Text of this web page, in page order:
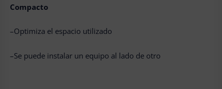
Compacto
–Optimiza el espacio utilizado
–Se puede instalar un equipo al lado de otro